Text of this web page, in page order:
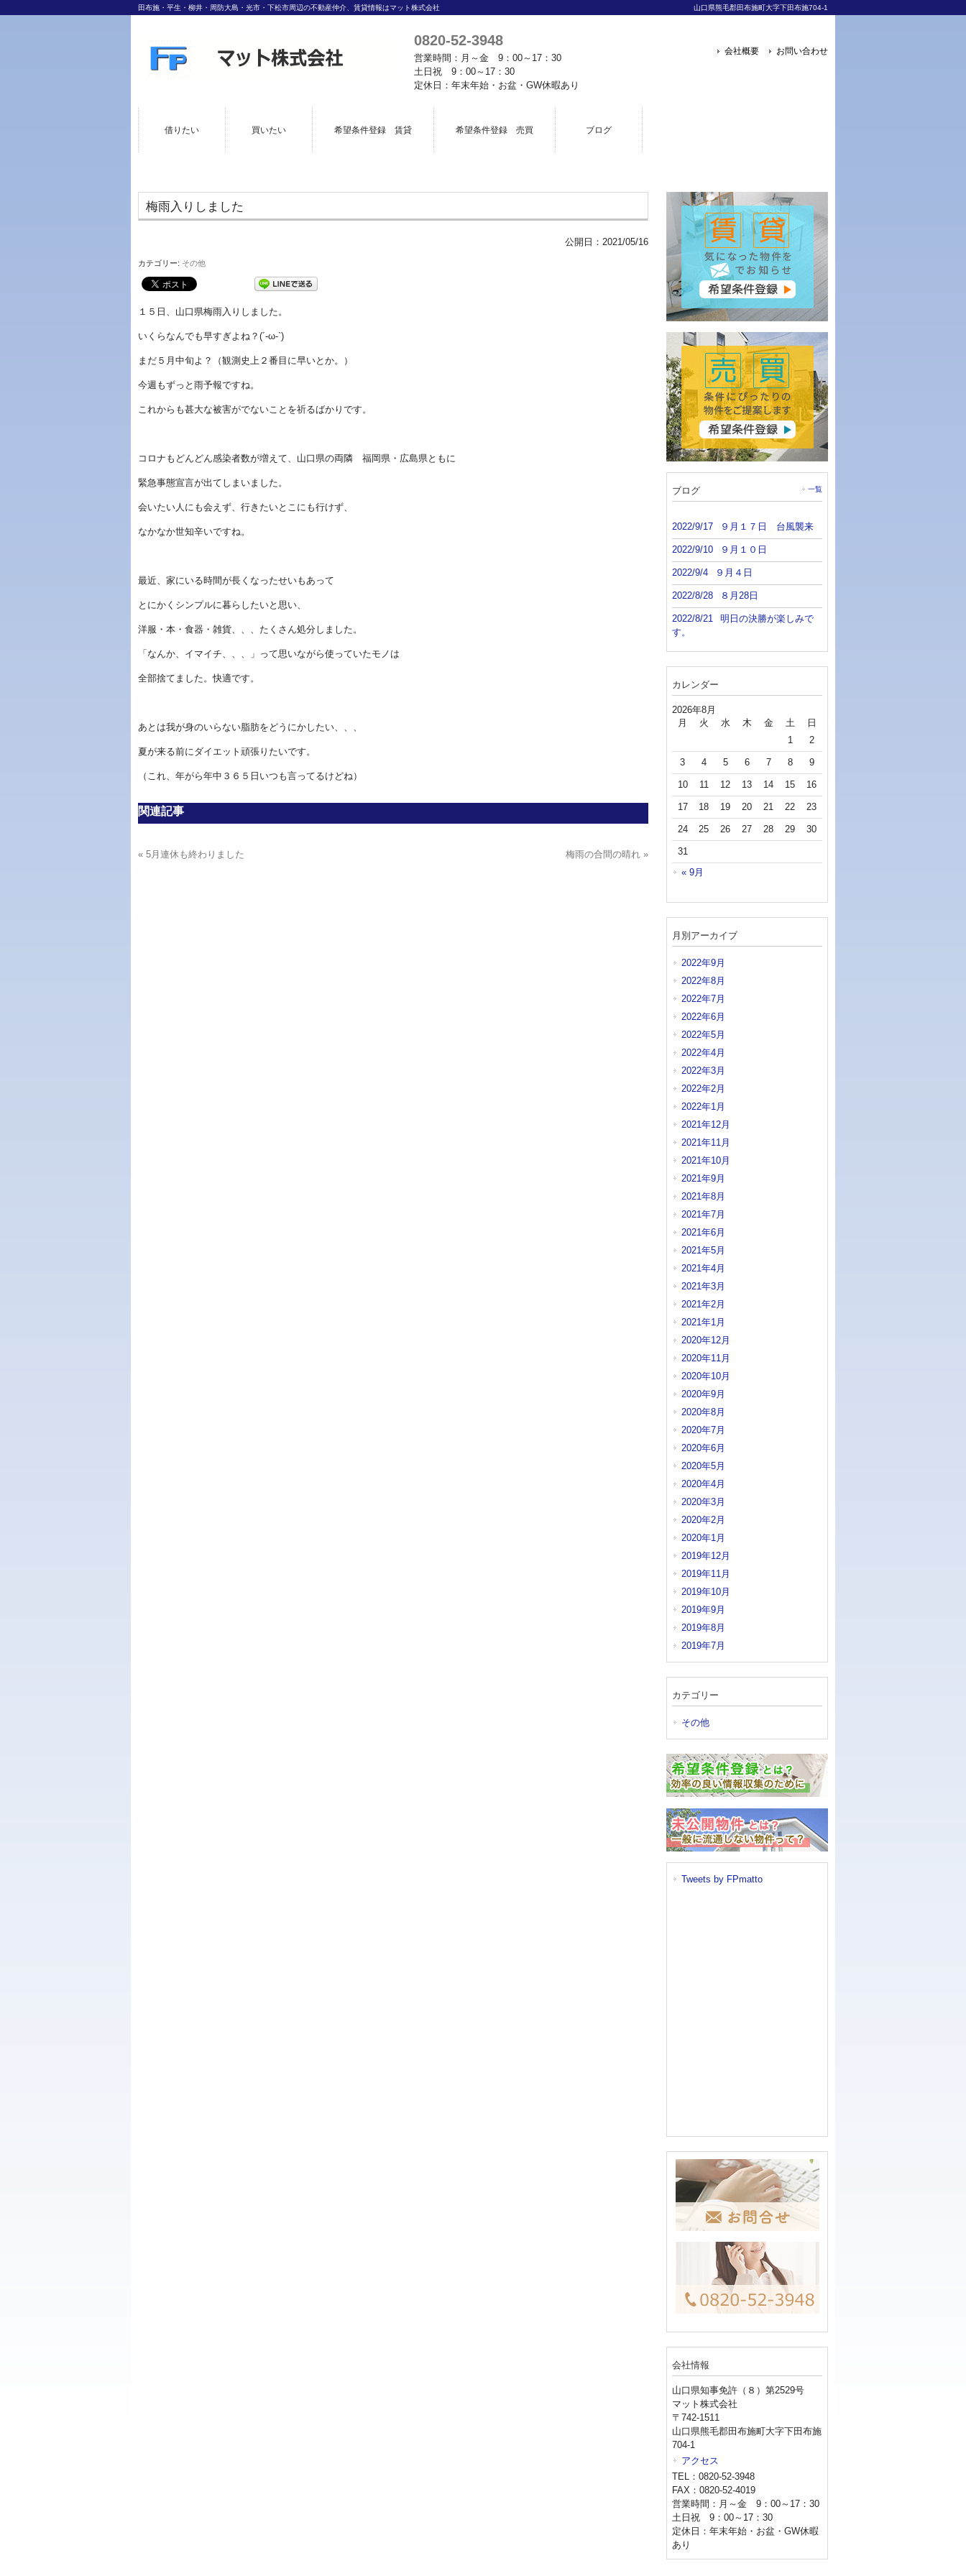
田布施・平生・柳井・周防大島・光市・下松市周辺の不動産仲介、賃貸情報はマット株式会社 山口県熊毛郡田布施町大字下田布施704-1
0820-52-3948
営業時間：月～金 9：00～17：30
土日祝 9：00～17：30
定休日：年末年始・お盆・GW休暇あり
会社概要 お問い合わせ
借りたい 買いたい 希望条件登録 賃貸 希望条件登録 売買 ブログ
梅雨入りしました
公開日： 2021/05/16
カテゴリー: その他
１５日、山口県梅雨入りしました。
いくらなんでも早すぎよね？(´-ω-`)
まだ５月中旬よ？（観測史上２番目に早いとか。）
今週もずっと雨予報ですね。
これからも甚大な被害がでないことを祈るばかりです。
コロナもどんどん感染者数が増えて、山口県の両隣 福岡県・広島県ともに
緊急事態宣言が出てしまいました。
会いたい人にも会えず、行きたいとこにも行けず、
なかなか世知辛いですね。
最近、家にいる時間が長くなったせいもあって
とにかくシンプルに暮らしたいと思い、
洋服・本・食器・雑貨、、、たくさん処分しました。
「なんか、イマイチ、、、」って思いながら使っていたモノは
全部捨てました。快適です。
あとは我が身のいらない脂肪をどうにかしたい、、、
夏が来る前にダイエット頑張りたいです。
（これ、年がら年中３６５日いつも言ってるけどね）
関連記事
« 5月連休も終わりました 梅雨の合間の晴れ »
ブログ 一覧
2022/9/17 ９月１７日 台風襲来
2022/9/10 ９月１０日
2022/9/4 ９月４日
2022/8/28 ８月28日
2022/8/21
明日の決勝が楽しみで
す。
カレンダー
2026年8月
月 火 水 木 金 土
日
1
2
3 4 5 6 7 8 9
10 11 12 13 14 15 16
17 18 19 20 21 22 23
24 25 26 27 28 29 30
31
« 9月
月別アーカイブ
2022年9月
2022年8月
2022年7月
2022年6月
2022年5月
2022年4月
2022年3月
2022年2月
2022年1月
2021年12月
2021年11月
2021年10月
2021年9月
2021年8月
2021年7月
2021年6月
2021年5月
2021年4月
2021年3月
2021年2月
2021年1月
2020年12月
2020年11月
2020年10月
2020年9月
2020年8月
2020年7月
2020年6月
2020年5月
2020年4月
2020年3月
2020年2月
2020年1月
2019年12月
2019年11月
2019年10月
2019年9月
2019年8月
2019年7月
カテゴリー
その他
Tweets by FPmatto
会社情報
山口県知事免許（８）第2529号
マット株式会社
〒742-1511
山口県熊毛郡田布施町大字下田布施
704-1
アクセス
TEL：0820-52-3948
FAX：0820-52-4019
営業時間：月～金 9：00～17：30
土日祝 9：00～17：30
定休日：年末年始・お盆・GW休暇
あり